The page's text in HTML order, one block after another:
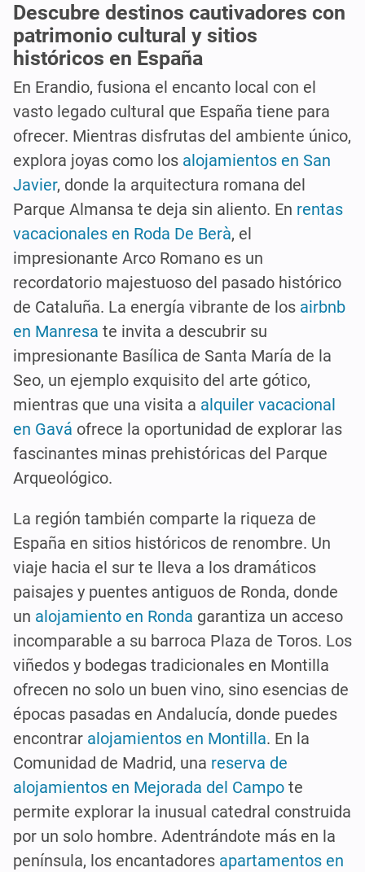
Descubre destinos cautivadores con
patrimonio cultural y sitios
históricos en España
En Erandio, fusiona el encanto local con el
vasto legado cultural que España tiene para
ofrecer. Mientras disfrutas del ambiente único,
explora joyas como los alojamientos en San
Javier, donde la arquitectura romana del
Parque Almansa te deja sin aliento. En rentas
vacacionales en Roda De Berà, el
impresionante Arco Romano es un
recordatorio majestuoso del pasado histórico
de Cataluña. La energía vibrante de los airbnb
en Manresa te invita a descubrir su
impresionante Basílica de Santa María de la
Seo, un ejemplo exquisito del arte gótico,
mientras que una visita a alquiler vacacional
en Gavá ofrece la oportunidad de explorar las
fascinantes minas prehistóricas del Parque
Arqueológico.
La región también comparte la riqueza de
España en sitios históricos de renombre. Un
viaje hacia el sur te lleva a los dramáticos
paisajes y puentes antiguos de Ronda, donde
un alojamiento en Ronda garantiza un acceso
incomparable a su barroca Plaza de Toros. Los
viñedos y bodegas tradicionales en Montilla
ofrecen no solo un buen vino, sino esencias de
épocas pasadas en Andalucía, donde puedes
encontrar alojamientos en Montilla. En la
Comunidad de Madrid, una reserva de
alojamientos en Mejorada del Campo te
permite explorar la inusual catedral construida
por un solo hombre. Adentrándote más en la
península, los encantadores apartamentos en